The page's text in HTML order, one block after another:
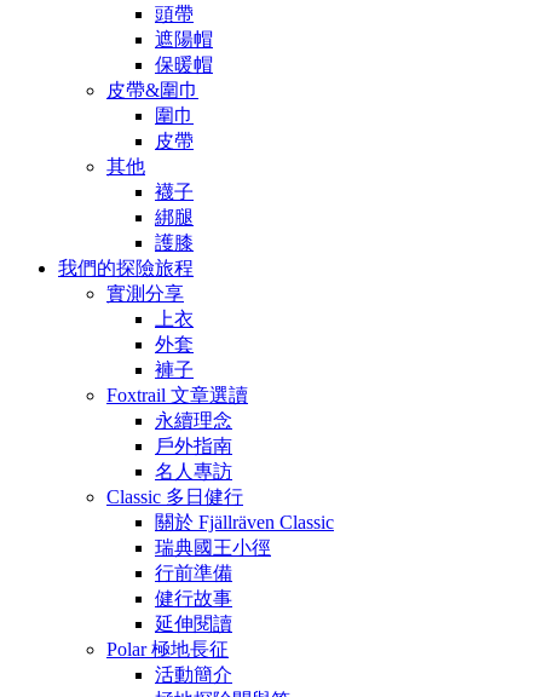
頭帶
遮陽帽
保暖帽
皮帶&圍巾
圍巾
皮帶
其他
襪子
綁腿
護膝
我們的探險旅程
實測分享
上衣
外套
褲子
Foxtrail 文章選讀
永續理念
戶外指南
名人專訪
Classic 多日健行
關於 Fjällräven Classic
瑞典國王小徑
行前準備
健行故事
延伸閱讀
Polar 極地長征
活動簡介